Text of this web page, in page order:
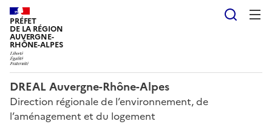
PRÉFET
DE LA RÉGION
AUVERGNE-
RHÔNE-ALPES
DREAL Auvergne-Rhône-Alpes
Direction régionale de l’environnement, de
l’aménagement et du logement